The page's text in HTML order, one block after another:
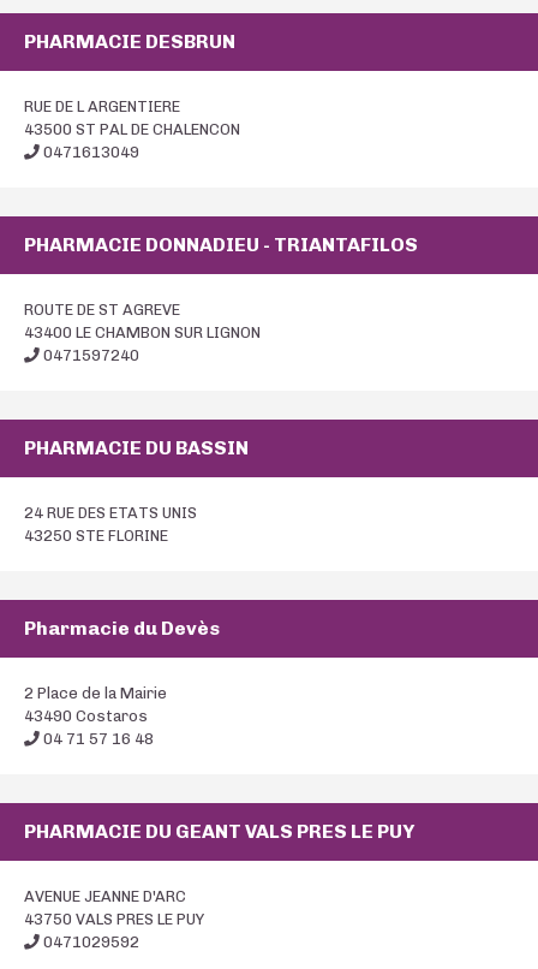
PHARMACIE DESBRUN
RUE DE L ARGENTIERE
43500 ST PAL DE CHALENCON
0471613049
PHARMACIE DONNADIEU - TRIANTAFILOS
ROUTE DE ST AGREVE
43400 LE CHAMBON SUR LIGNON
0471597240
PHARMACIE DU BASSIN
24 RUE DES ETATS UNIS
43250 STE FLORINE
Pharmacie du Devès
2 Place de la Mairie
43490 Costaros
04 71 57 16 48
PHARMACIE DU GEANT VALS PRES LE PUY
AVENUE JEANNE D'ARC
43750 VALS PRES LE PUY
0471029592